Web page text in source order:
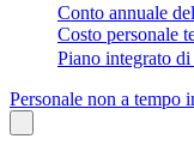
Conto annuale
Costo personale
Piano integrato
Personale non a tempo